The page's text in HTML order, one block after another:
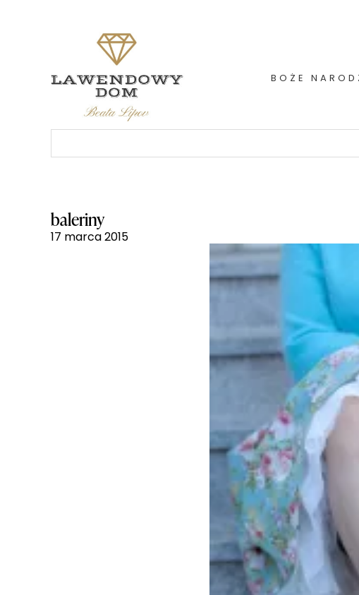
BOŻE
baleriny
17 marca 2015